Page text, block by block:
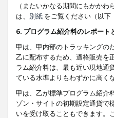
（またいかなる期間にもかか
は、 別紙 をご覧ください（以下
6. プログラム紹介料のレポート
甲は、甲内部のトラッキングの
乙に配布するため、適格販売を
ラム紹介料は、最も近い現地通
ている水準よりもわずかに高く
甲は、乙が標準プログラム紹介
ゾン・サイトの初期設定通貨で
いを受け取ることもできます。